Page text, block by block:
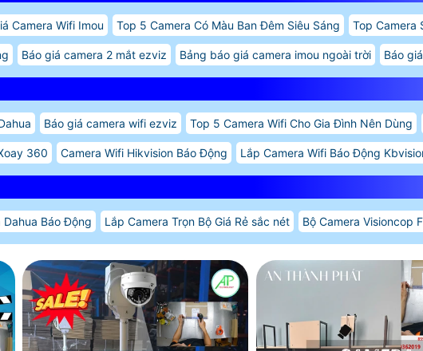
Camera Wifi Imou Top 5 Camera Có Màu Ban Đêm Siêu Sáng Top Camera
Báo giá camera 2 mắt ezviz Bảng báo giá camera imou ngoài trời Báo
Báo giá camera wifi ezviz Top 5 Camera Wifi Cho Gia Đình Nên Dùng
360 Camera Wifi Hikvision Báo Động Lắp Camera Wifi Báo Động
Dahua Báo Động Lắp Camera Trọn Bộ Giá Rẻ sắc nét Bộ Camera Visioncop